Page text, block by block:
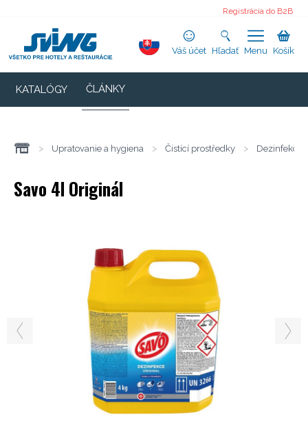
Registrácia do B2B
Váš účet Hľadať Menu Košík
KATALÓGY ČLÁNKY
> Upratovanie a hygiena > Čistící prostředky > Dezinfekce
Savo 4l Originál